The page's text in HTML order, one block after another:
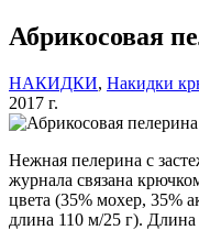
Абрикосовая
НАКИДКИ, Накидки
2017 г.
Нежная пелерина с
журнала связана
цвета (35% мохер, 35%
длина 110 м/25 г).